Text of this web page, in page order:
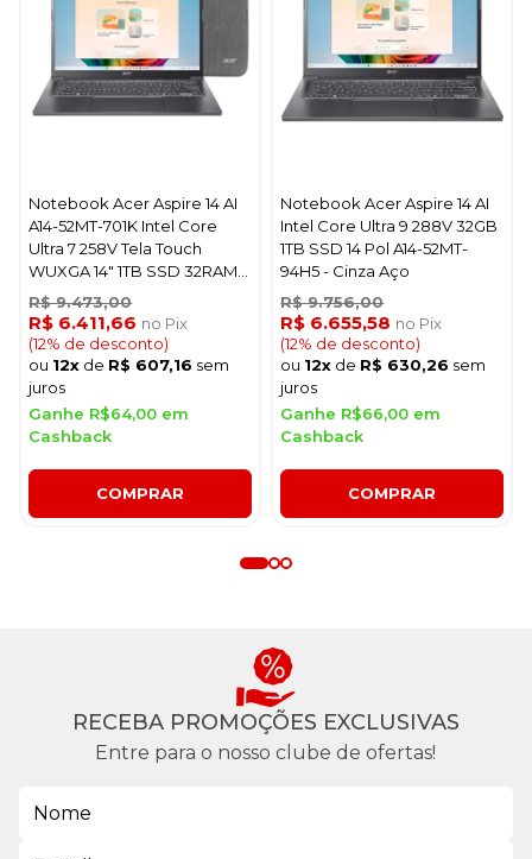
Notebook Acer Aspire 14 AI
A14-52MT-701K Intel Core
Ultra 7 258V Tela Touch
WUXGA 14" 1TB SSD 32RAM -
Steel Cinza
R$ 9.473,00
R$ 6.411,66 no Pix
(12% de desconto)
ou 12x de R$ 607,16 sem
juros
Ganhe R$64,00 em
Cashback
COMPRAR
Notebook Acer Aspire 14 AI
Intel Core Ultra 9 288V 32GB
1TB SSD 14 Pol A14-52MT-
94H5 - Cinza Aço
R$ 9.756,00
R$ 6.655,58 no Pix
(12% de desconto)
ou 12x de R$ 630,26 sem
juros
Ganhe R$66,00 em
Cashback
COMPRAR
RECEBA PROMOÇÕES EXCLUSIVAS
Entre para o nosso clube de ofertas!